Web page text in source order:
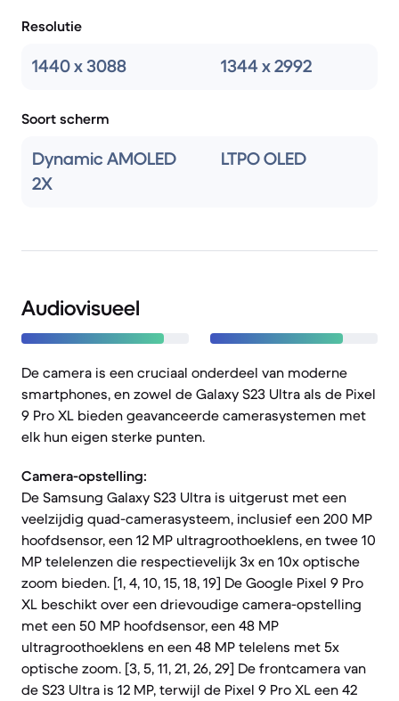
Resolutie
1440 x 3088 1344 x 2992
Soort scherm
Dynamic AMOLED
2X
LTPO OLED
Audiovisueel
De camera is een cruciaal onderdeel van moderne
smartphones, en zowel de Galaxy S23 Ultra als de Pixel
9 Pro XL bieden geavanceerde camerasystemen met
elk hun eigen sterke punten.
Camera-opstelling:
De Samsung Galaxy S23 Ultra is uitgerust met een
veelzijdig quad-camerasysteem, inclusief een 200 MP
hoofdsensor, een 12 MP ultragroothoeklens, en twee 10
MP telelenzen die respectievelijk 3x en 10x optische
zoom bieden. [1, 4, 10, 15, 18, 19] De Google Pixel 9 Pro
XL beschikt over een drievoudige camera-opstelling
met een 50 MP hoofdsensor, een 48 MP
ultragroothoeklens en een 48 MP telelens met 5x
optische zoom. [3, 5, 11, 21, 26, 29] De frontcamera van
de S23 Ultra is 12 MP, terwijl de Pixel 9 Pro XL een 42